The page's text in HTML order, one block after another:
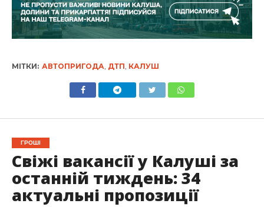
МІТКИ: АВТОПРИГОДА ДТП КАЛУШ
ГРОШІ
Свіжі вакансії у Калуші за
останній тиждень: 34
актуальні пропозиції